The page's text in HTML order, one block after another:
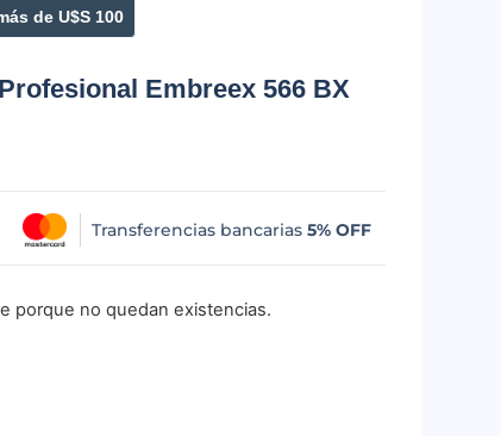
de U$S 100
Embreex 566 BX
Transferencias bancarias 5% OFF
porque no quedan existencias.